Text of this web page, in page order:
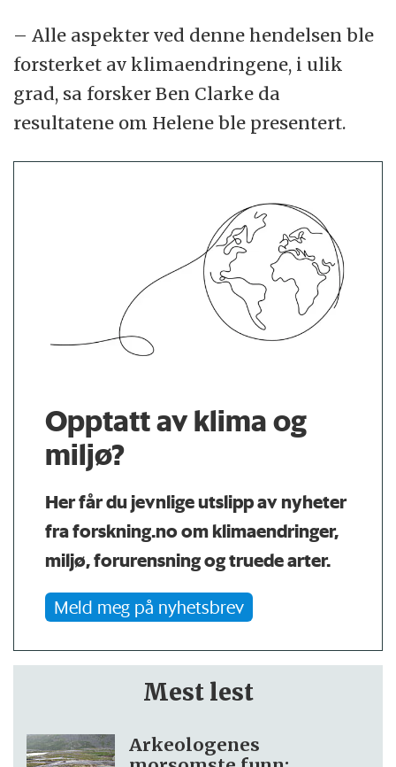
– Alle aspekter ved denne hendelsen ble
forsterket av klimaendringene, i ulik
grad, sa forsker Ben Clarke da
resultatene om Helene ble presentert.
Opptatt av klima og
miljø?
Her får du jevnlige utslipp av nyheter
fra forskning.no om klimaendringer,
miljø, forurensning og truede arter.
Meld meg på nyhetsbrev
Mest lest
Arkeologenes